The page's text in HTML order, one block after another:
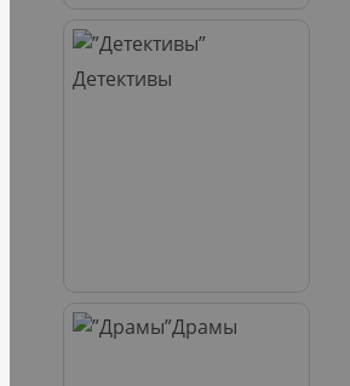
Детективы
Драмы